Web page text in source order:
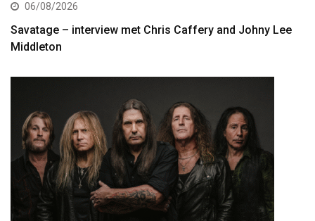
06/08/2026
Savatage – interview met Chris Caffery and Johny Lee
Middleton